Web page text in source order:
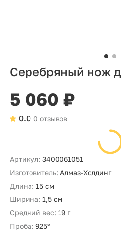
Серебряный нож
5 060 ₽
0 отзывов
0.0
Артикул: 3400061051
Изготовитель: Алмаз-Холдинг
Длина: 15 см
Ширина: 1,5 см
Средний вес: 19 г
Проба: 925°